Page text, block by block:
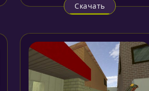
Скачать